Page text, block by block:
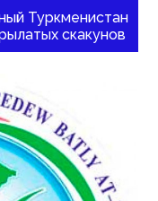
Туркменистан
скакунов